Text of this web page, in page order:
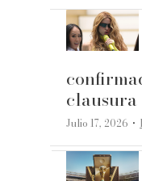
Julio 17, 2026 ·